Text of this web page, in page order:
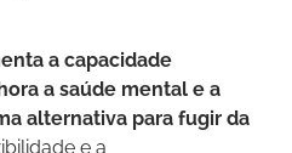
a capacidade
a saúde mental e a
alternativa para fugir da
e a